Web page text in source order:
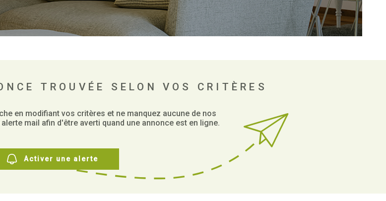
NOUS
TROUVÉE SELON VOS CRITÈRES
en modifiant vos critères et ne manquez aucune de nos
mail afin d'être averti quand une annonce est en ligne.
Activer une alerte